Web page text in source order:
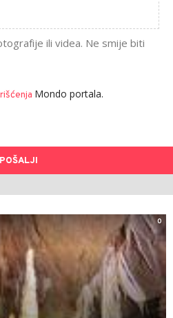
ili videa. Ne smije biti
Mondo portala.
POŠALJI
0